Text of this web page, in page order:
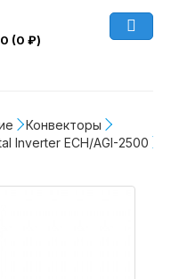
0 (0 ₽)
Конвекторы
Inverter ECH/AGI-2500